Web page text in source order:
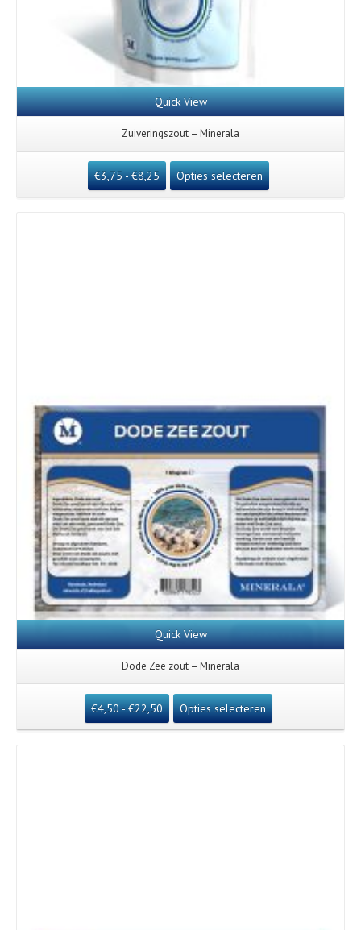
Quick View
Zuiveringszout – Minerala
€3,75- €8,25 Opties selecteren
Quick View
Dode Zee zout – Minerala
€4,50- €22,50 Opties selecteren